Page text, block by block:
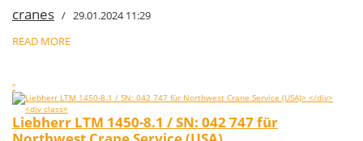
cranes / 29.01.2024 11:29
READ MORE
"
Liebherr LTM 1450-8.1 / SN: 042 747 für